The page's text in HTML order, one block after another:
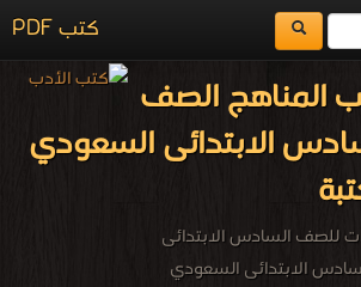
كتب PDF
المناهج الصف
الابتدائى السعودي
للصف السادس الابتدائى
الابتدائى السعودي